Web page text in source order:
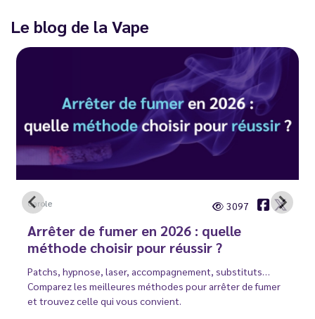
Le blog de la Vape
Carole 3097
Arrêter de fumer en 2026 : quelle
méthode choisir pour réussir ?
Patchs, hypnose, laser, accompagnement, substituts…
Comparez les meilleures méthodes pour arrêter de fumer
et trouvez celle qui vous convient.